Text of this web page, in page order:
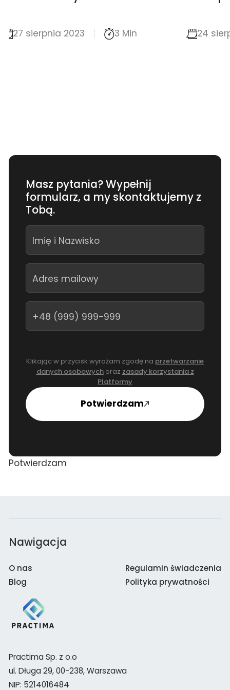
24 sierpnia 2023 4 Min 29
Masz pytania? Wypełnij
formularz, a my skontaktujemy z
Tobą.
Klikając w przycisk wyrażam zgodę na przetwarzanie
danych osobowychoraz zasady korzystania z
Platformy
Potwierdzam
Potwierdzam
Practima Sp. z o.o
ul. Długa 29, 00-238, Warszawa
NIP: 5214016484
Nawigacja
O nas
Blog
Regulamin świadczenia
Polityka prywatności